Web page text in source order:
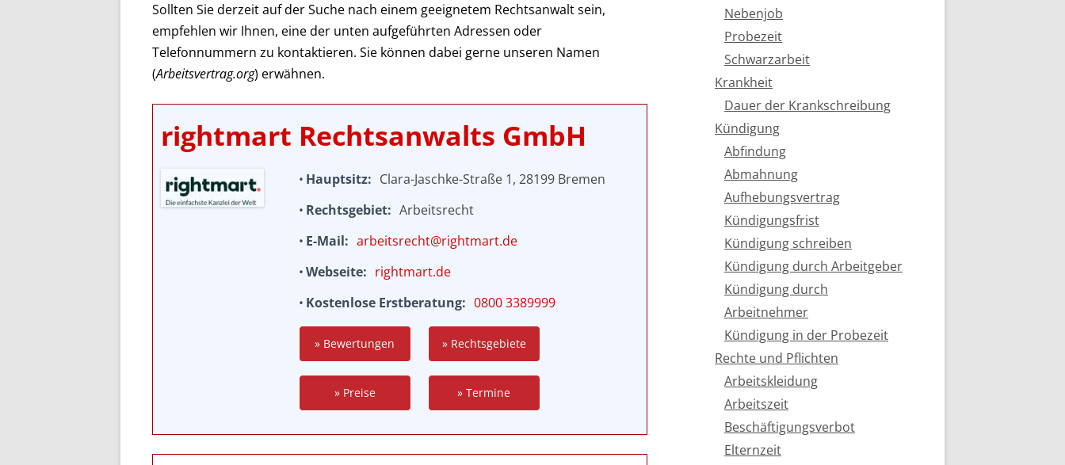
Sollten Sie derzeit auf der Suche nach einem geeignetem Rechtsanwalt sein,
empfehlen wir Ihnen, eine der unten aufgeführten Adressen oder
Telefonnummern zu kontaktieren. Sie können dabei gerne unseren Namen
(Arbeitsvertrag.org) erwähnen.
rightmart Rechtsanwalts GmbH
Hauptsitz
Clara-Jaschke-Straße 1, 28199 Bremen
Rechtsgebiet
Arbeitsrecht
E-Mail
arbeitsrecht@rightmart.de
Webseite
rightmart.de
Kostenlose Erstberatung
0800 3389999
» Bewertungen » Rechtsgebiete
» Preise » Termine
Nebenjob
Probezeit
Schwarzarbeit
Krankheit
Dauer der Krankschreibung
Kündigung
Abfindung
Abmahnung
Aufhebungsvertrag
Kündigungsfrist
Kündigung schreiben
Kündigung durch Arbeitgeber
Kündigung durch
Arbeitnehmer
Kündigung in der Probezeit
Rechte und Pflichten
Arbeitskleidung
Arbeitszeit
Beschäftigungsverbot
Elternzeit